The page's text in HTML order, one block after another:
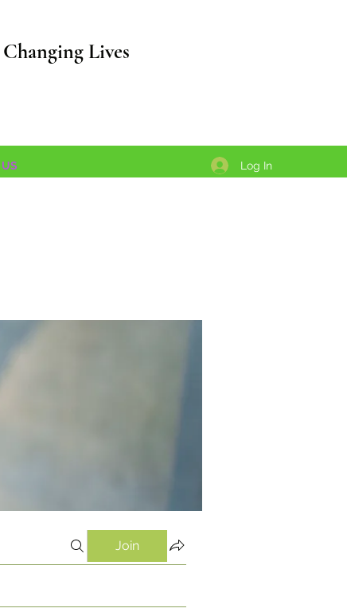
Lives
Log In
Join